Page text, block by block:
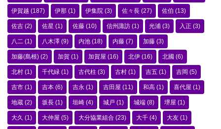
伊賀越 (187) 伊那 (1) 伊集院 (3) 佐々長 (27) 佐伯 (13)
佐吉 (2) 佐星 (1) 佐藤 (10) 信州諏訪 (1) 光浦 (3) 入正 (3)
八二 (1) 八木澤 (9) 内池 (18) 内藤 (7) 加藤 (3)
加藤(島根) (2) 加賀 (1) 加賀屋 (16) 北伊 (16) 北國 (6)
北村 (1) 千代緑 (1) 古代柱 (3) 古村 (1) 吉五 (1) 吉岡 (5)
吉市 (1) 吉本 (6) 吉永 (1) 吉田屋 (11) 和高 (1) 喜代屋 (1)
地蔵 (2) 坂長 (1) 垣崎 (4) 城戸 (1) 城端 (8) 堺屋 (1)
大久 (1) 大仲屋 (5) 大分協業組合 (23) 大千 (4) 大友 (1)